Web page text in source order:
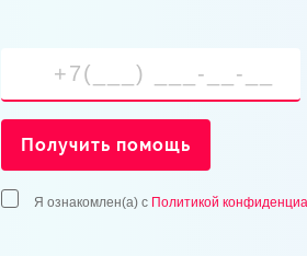
Получить помощь
Я ознакомлен(а) с Политикой